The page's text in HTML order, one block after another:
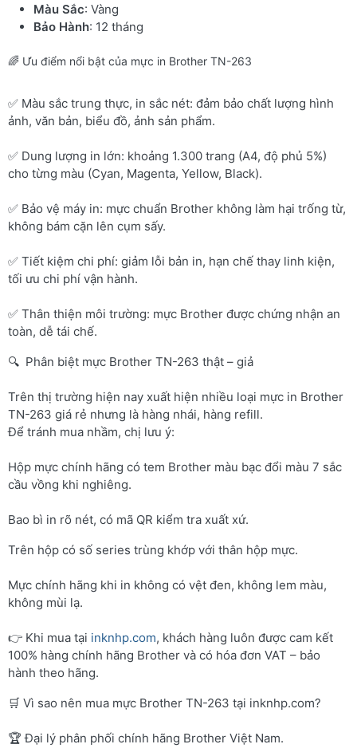
Màu Sắc: Vàng
Bảo Hành: 12 tháng
🌈 Ưu điểm nổi bật của mực in Brother TN-263
✅ Màu sắc trung thực, in sắc nét: đảm bảo chất lượng hình
ảnh, văn bản, biểu đồ, ảnh sản phẩm.
✅ Dung lượng in lớn: khoảng 1.300 trang (A4, độ phủ 5%)
cho từng màu (Cyan, Magenta, Yellow, Black).
✅ Bảo vệ máy in: mực chuẩn Brother không làm hại trống từ,
không bám cặn lên cụm sấy.
✅ Tiết kiệm chi phí: giảm lỗi bản in, hạn chế thay linh kiện,
tối ưu chi phí vận hành.
✅ Thân thiện môi trường: mực Brother được chứng nhận an
toàn, dễ tái chế.
🔍 Phân biệt mực Brother TN-263 thật – giả
Trên thị trường hiện nay xuất hiện nhiều loại mực in Brother
TN-263 giá rẻ nhưng là hàng nhái, hàng refill.
Để tránh mua nhầm, chị lưu ý:
Hộp mực chính hãng có tem Brother màu bạc đổi màu 7 sắc
cầu vồng khi nghiêng.
Bao bì in rõ nét, có mã QR kiểm tra xuất xứ.
Trên hộp có số series trùng khớp với thân hộp mực.
Mực chính hãng khi in không có vệt đen, không lem màu,
không mùi lạ.
👉 Khi mua tại inknhp.com, khách hàng luôn được cam kết
100% hàng chính hãng Brother và có hóa đơn VAT – bảo
hành theo hãng.
🛒 Vì sao nên mua mực Brother TN-263 tại inknhp.com?
🏆 Đại lý phân phối chính hãng Brother Việt Nam.